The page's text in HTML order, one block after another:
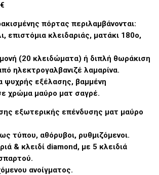
πόρτας περιλαμβάνονται:
επιστόμια κλειδαριάς, ματάκι 180ο,
(20 κλειδώματα) ή διπλή θωράκιση
ηλεκτρογαλβανιζέ λαμαρίνα.
ψυχρής εξέλασης, βαμμένη
χρώμα μαύρο ματ σαγρέ.
εξωτερικής επένδυσης ματ μαύρο
τύπου, αθόρυβοι, ρυθμιζόμενοι.
& κλειδί diamond, με 5 κλειδιά
ανοίγματος.